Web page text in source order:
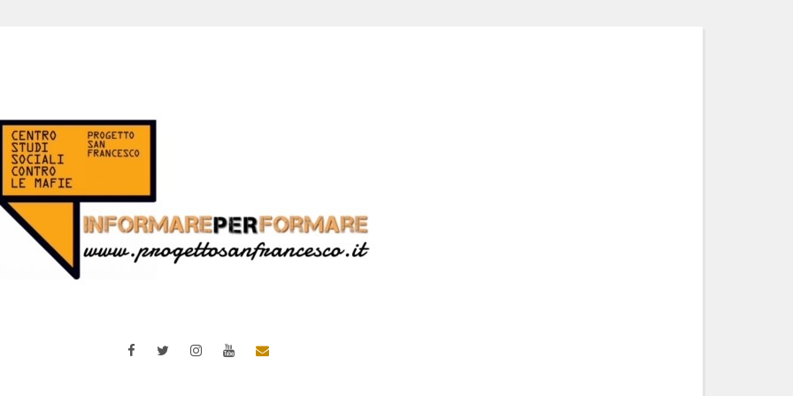
FacebookTwitterInstagramYouTubeEmail